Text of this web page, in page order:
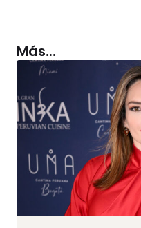
Más...